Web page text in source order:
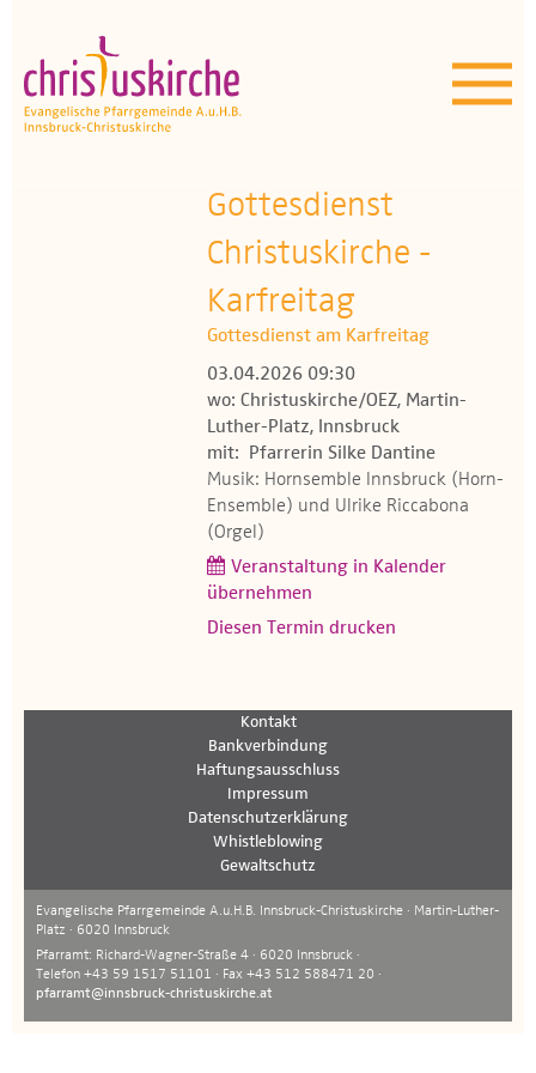
Aktuelles | Über uns
Unser Angebot
Termine
OEZ
Wissenswertes
Medien
Kontakt
Gottesdienst
Christuskirche -
Karfreitag
Gottesdienst am Karfreitag
03.04.2026 09:30
wo: Christuskirche/OEZ, Martin-
Luther-Platz, Innsbruck
mit: Pfarrerin Silke Dantine
Musik: Hornsemble Innsbruck (Horn-
Ensemble) und Ulrike Riccabona
(Orgel)
Veranstaltung in Kalender
übernehmen
Diesen Termin drucken
Kontakt
Bankverbindung
Haftungsausschluss
Impressum
Datenschutzerklärung
Whistleblowing
Gewaltschutz
Evangelische Pfarrgemeinde A.u.H.B. Innsbruck-Christuskirche · Martin-Luther-
Platz · 6020 Innsbruck
Pfarramt: Richard-Wagner-Straße 4 · 6020 Innsbruck ·
Telefon +43 59 1517 51101 · Fax +43 512 588471 20 ·
pfarramt@innsbruck-christuskirche.at